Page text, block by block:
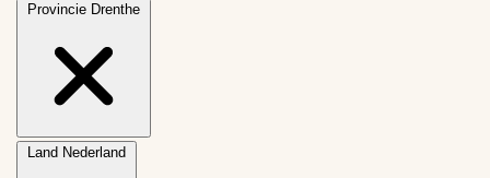
Provincie Drenthe
Land Nederland